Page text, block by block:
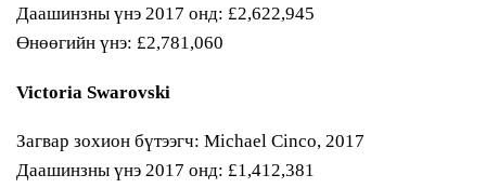
Даашинзны үнэ 2017 онд: £2,622,945
Өнөөгийн үнэ: £2,781,060
Victoria Swarovski
Загвар зохион бүтээгч: Michael Cinco, 2017
Даашинзны үнэ 2017 онд: £1,412,381